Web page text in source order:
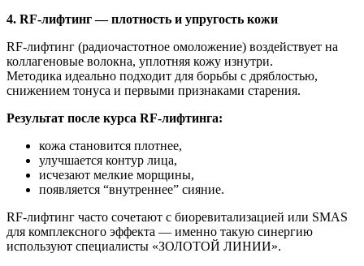
4. RF-лифтинг — плотность и упругость кожи
RF-лифтинг (радиочастотное омоложение) воздействует на
коллагеновые волокна, уплотняя кожу изнутри.
Методика идеально подходит для борьбы с дряблостью,
снижением тонуса и первыми признаками старения.
Результат после курса RF-лифтинга:
кожа становится плотнее,
улучшается контур лица,
исчезают мелкие морщины,
появляется “внутреннее” сияние.
RF-лифтинг часто сочетают с биоревитализацией или SMAS
для комплексного эффекта — именно такую синергию
используют специалисты «ЗОЛОТОЙ ЛИНИИ».